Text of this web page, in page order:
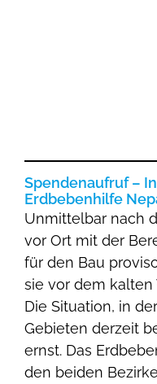
Spendenaufruf –
Erdbebenhilfe
Unmittelbar nach
vor Ort mit der
für den Bau
sie vor dem
Die Situation, in
Gebieten derzeit
ernst. Das
den beiden